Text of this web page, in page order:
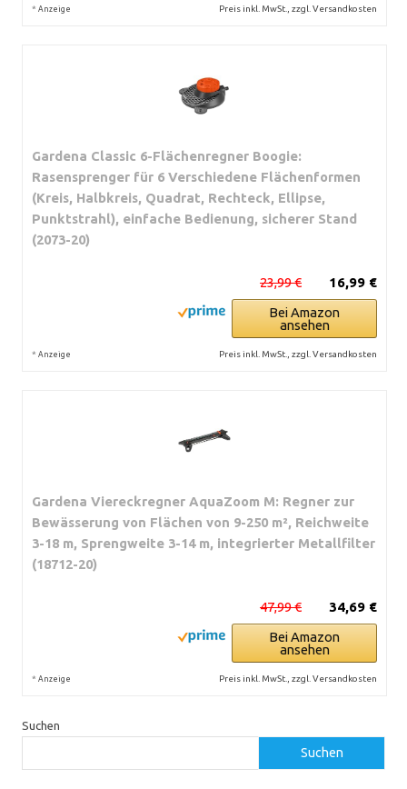
* Anzeige Preis inkl. MwSt., zzgl. Versandkosten
Gardena Classic 6-Flächenregner Boogie:
Rasensprenger für 6 Verschiedene Flächenformen
(Kreis, Halbkreis, Quadrat, Rechteck, Ellipse,
Punktstrahl), einfache Bedienung, sicherer Stand
(2073-20)
16,99 €
23,99 €
Bei Amazon
ansehen
* Anzeige Preis inkl. MwSt., zzgl. Versandkosten
Gardena Viereckregner AquaZoom M: Regner zur
Bewässerung von Flächen von 9-250 m², Reichweite
3-18 m, Sprengweite 3-14 m, integrierter Metallfilter
(18712-20)
34,69 €
47,99 €
Bei Amazon
ansehen
* Anzeige Preis inkl. MwSt., zzgl. Versandkosten
Suchen
Suchen